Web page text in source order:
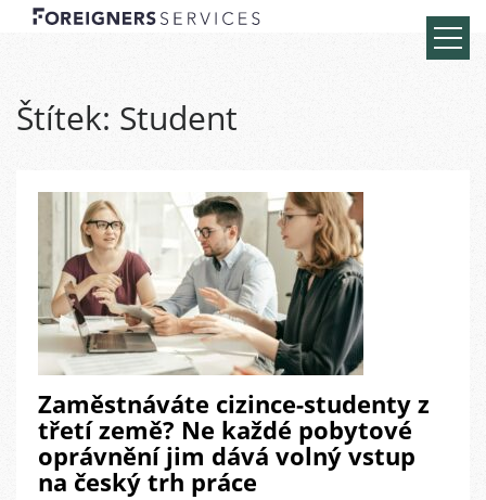
Štítek: Student
Zaměstnáváte cizince-studenty z
třetí země? Ne každé pobytové
oprávnění jim dává volný vstup
na český trh práce